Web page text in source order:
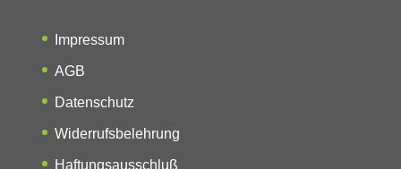
Impressum
AGB
Datenschutz
Widerrufsbelehrung
Haftungsausschluß